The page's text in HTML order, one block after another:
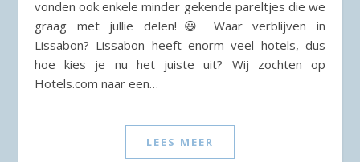
vonden ook enkele minder gekende pareltjes die we
graag met jullie delen!😃 Waar verblijven in
Lissabon? Lissabon heeft enorm veel hotels, dus
hoe kies je nu het juiste uit? Wij zochten op
Hotels.com naar een…
LEES MEER